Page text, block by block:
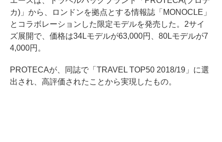
カ)」から、ロンドンを拠点とする情報誌「MONOCLE」
とコラボレーションした限定モデルを発売した。2サイ
ズ展開で、価格は34Lモデルが63,000円、80Lモデルが7
4,000円。
PROTECAが、同誌で「TRAVEL TOP50 2018/19」に選
出され、高評価されたことから実現したもの。